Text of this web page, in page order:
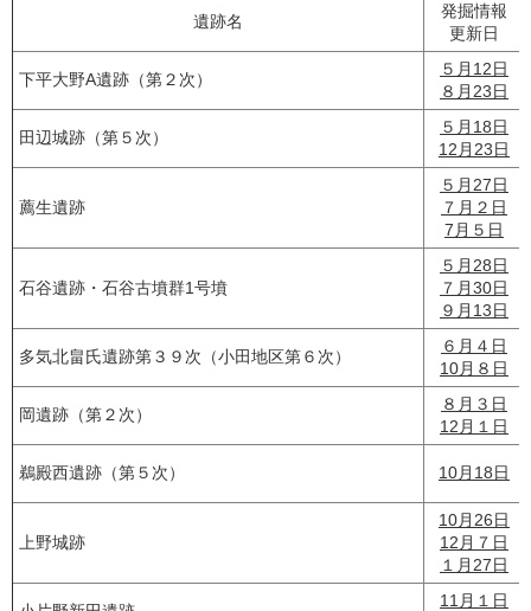
遺跡名
発掘情報
更新日
下平大野A遺跡（第２次）
５月12日
８月23日
田辺城跡（第５次）
５月18日
12月23日
薦生遺跡
５月27日
７月２日
7月５日
石谷遺跡・石谷古墳群1号墳
５月28日
７月30日
９月13日
多気北畠氏遺跡第３９次（小田地区第６次）
６月４日
10月８日
岡遺跡（第２次）
８月３日
12月１日
鵜殿西遺跡（第５次） 10月18日
上野城跡
10月26日
12月７日
１月27日
11月１日